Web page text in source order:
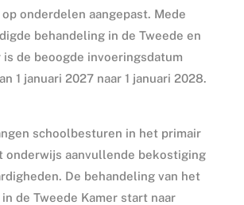
onderdelen aangepast. Mede
behandeling in de Tweede en
is de beoogde invoeringsdatum
1 januari 2027 naar 1 januari 2028.
schoolbesturen in het primair
onderwijs aanvullende bekostiging
De behandeling van het
de Tweede Kamer start naar